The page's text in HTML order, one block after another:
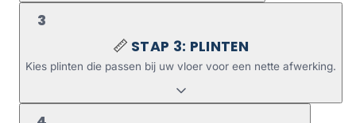
3
📏 STAP 3: PLINTEN
Kies plinten die passen bij uw vloer voor een nette afwerking.